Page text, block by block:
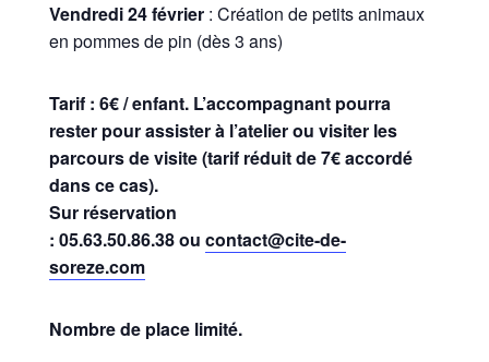
Vendredi 24 février: Création de petits animaux
en pommes de pin (dès 3 ans)
Tarif : 6€ / enfant. L’accompagnant pourra
rester pour assister à l’atelier ou visiter les
parcours de visite (tarif réduit de 7€ accordé
dans ce cas).
Sur réservation
: 05.63.50.86.38ou contact@cite-de-
soreze.com
Nombre de place limité.